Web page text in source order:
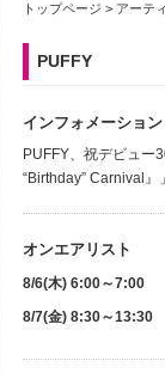
トップページ > アーテ
PUFFY
インフォメーション
PUFFY、祝デビュー
“Birthday” Carnival
オンエアリスト
8/6(木) 6:00～7:00
8/7(金) 8:30～13:30